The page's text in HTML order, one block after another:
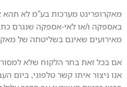
מאקרופרינט מערכות בע”מ לא תהא
באספקה ו/או לאי-אספקה שנגרם
מאירועים שאינם בשליטתה של
אם בכל זאת בחר הלקוח שלא
אנו ניצור איתו קשר טלפוני, ביום